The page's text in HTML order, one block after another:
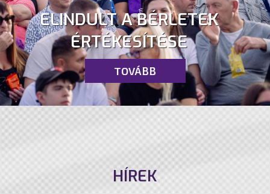
ELINDULT A BÉRLETEK
ÉRTÉKESÍTÉSE
TOVÁBB
HÍREK